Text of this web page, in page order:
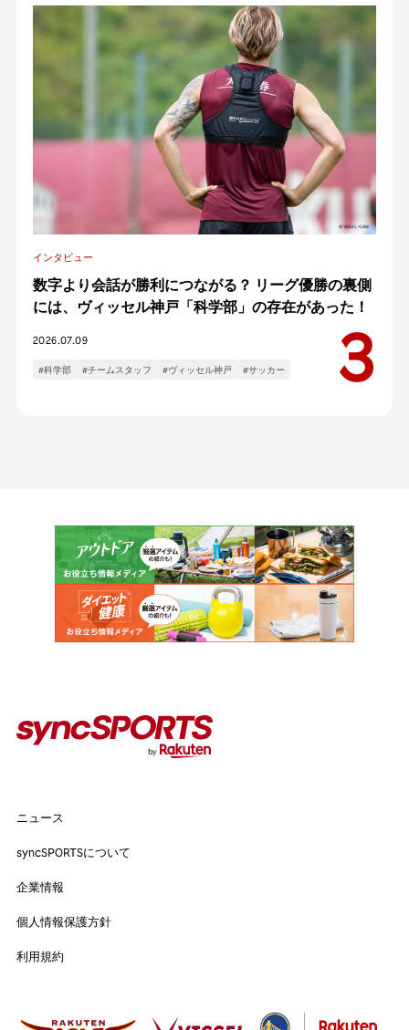
インタビュー
イベント
コラム
#バスケットボール
#トップアスリートの愛用品
#アスリートのセカンドキャリア
個人情報保護方針
利用規約
インタビュー
数字より会話が勝利につながる？ リーグ優勝の裏側
には、ヴィッセル神戸「科学部」の存在があった！
2026.07.09
#科学部 #チームスタッフ #ヴィッセル神戸 #サッカー
#バスケットボール
#アスリートのセカンドキャリア
ニュース
syncSPORTSについて
企業情報
個人情報保護方針
利用規約